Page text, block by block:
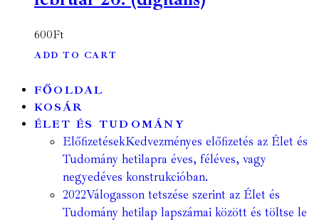
600Ft
ADD TO CART
FŐOLDAL
KOSÁR
ÉLET ÉS TUDOMÁNY
ElőfizetésekKedvezményes előfizetés az Élet és
Tudomány hetilapra éves, féléves, vagy
negyedéves konstrukcióban.
2022Válogasson tetszése szerint az Élet és
Tudomány hetilap lapszámai között és töltse le